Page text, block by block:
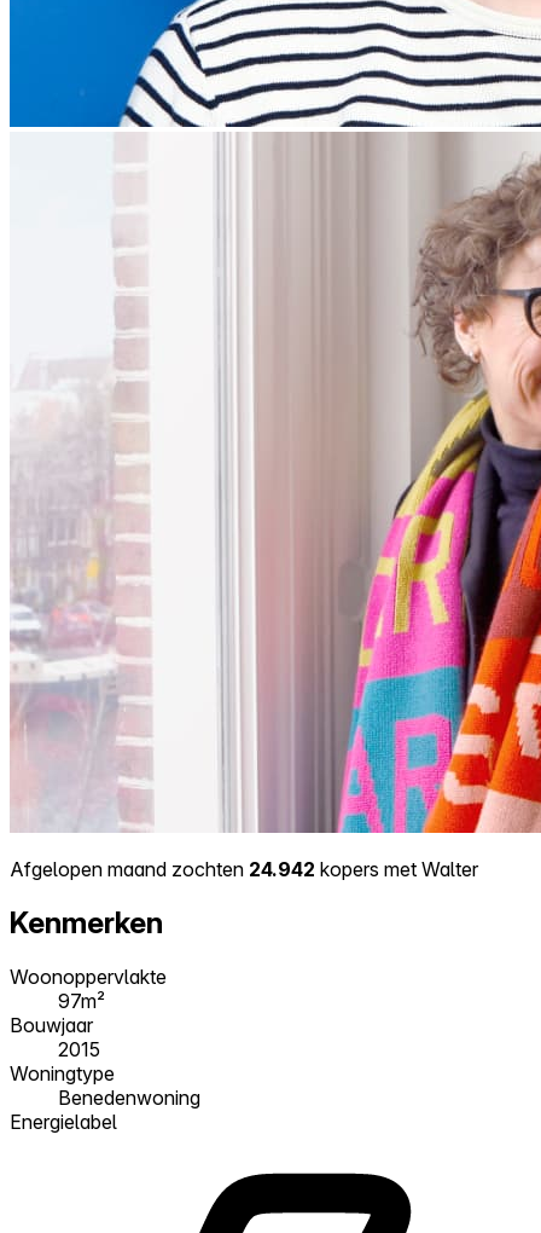
Afgelopen maand zochten 24.942 kopers met Walter
Kenmerken
Woonoppervlakte
97m²
Bouwjaar
2015
Woningtype
Benedenwoning
Energielabel